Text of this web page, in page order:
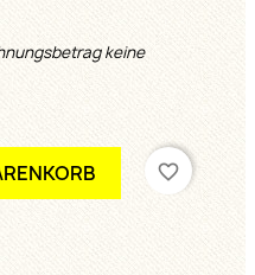
keine
favorite_border